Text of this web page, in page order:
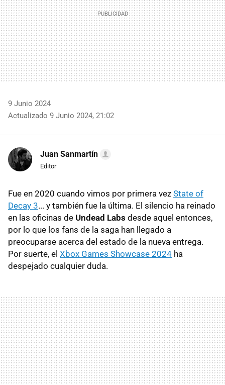
9 Junio 2024
Actualizado 9 Junio 2024, 21:02
Juan Sanmartín
Editor
Fue en 2020 cuando vimos por primera vez State of
Decay 3... y también fue la última. El silencio ha reinado
en las oficinas de Undead Labs desde aquel entonces,
por lo que los fans de la saga han llegado a
preocuparse acerca del estado de la nueva entrega.
Por suerte, el Xbox Games Showcase 2024 ha
despejado cualquier duda.